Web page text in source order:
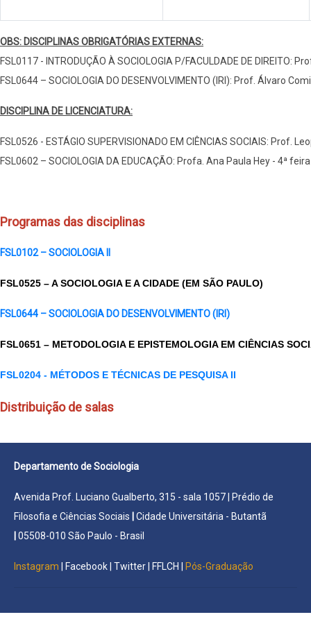
OBS: DISCIPLINAS OBRIGATÓRIAS EXTERNAS:
FSL0117 - INTRODUÇÃO À SOCIOLOGIA P/FACULDADE DE DIREITO:
FSL0644 – SOCIOLOGIA DO DESENVOLVIMENTO (IRI): Prof. Álvaro
DISCIPLINA DE LICENCIATURA:
FSL0526 - ESTÁGIO SUPERVISIONADO EM CIÊNCIAS SOCIAIS: Prof.
FSL0602 – SOCIOLOGIA DA EDUCAÇÃO: Profa. Ana Paula Hey - 4ª
Programas das disciplinas
FSL0102 – SOCIOLOGIA II
FSL0525 – A SOCIOLOGIA E A CIDADE (EM SÃO PAULO)
FSL0644 – SOCIOLOGIA DO DESENVOLVIMENTO (IRI)
FSL0651 – METODOLOGIA E EPISTEMOLOGIA EM CIÊNCIAS
FSL0204 - MÉTODOS E TÉCNICAS DE PESQUISA II
Distribuição de salas
Departamento de Sociologia
Avenida Prof. Luciano Gualberto, 315 - sala 1057 | Prédio de
Filosofia e Ciências Sociais
Cidade Universitária - Butantã
05508-010 São Paulo - Brasil
Instagram Facebook Twitter FFLCH Pós-Graduação